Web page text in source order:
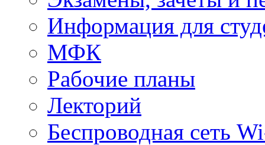
Информация для
МФК
Рабочие планы
Лекторий
Беспроводная сеть